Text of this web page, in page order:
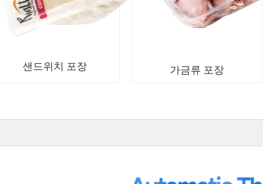
샌드위치 포장 가금류 포장